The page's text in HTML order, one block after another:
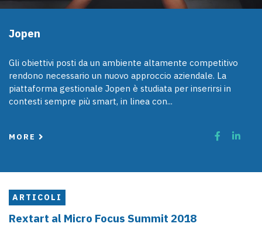
Jopen
Gli obiettivi posti da un ambiente altamente competitivo
rendono necessario un nuovo approccio aziendale. La
piattaforma gestionale Jopen è studiata per inserirsi in
contesti sempre più smart, in linea con...
MORE
ARTICOLI
Rextart al Micro Focus Summit 2018